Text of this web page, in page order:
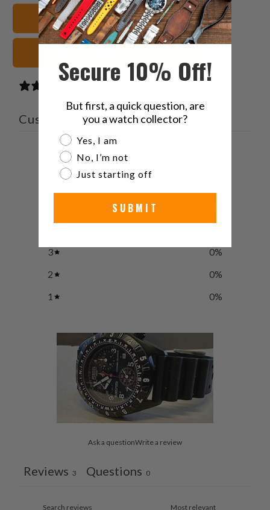
Twitter
で
共
す
る
る る
を
友
達
送
っ
く
だ
FKMラバー 腕時計ストラップ
Customer reviews
5 / 53 reviews
3
0%
2
0%
1
0%
Ask a questionWrite a review
Reviews 3 Questions 0
Secure 10% Off!
But first, a quick question, are
you a watch collector?
Are you a watch collector?
Yes, I am
No, I’m not
Just starting off
SUBMIT